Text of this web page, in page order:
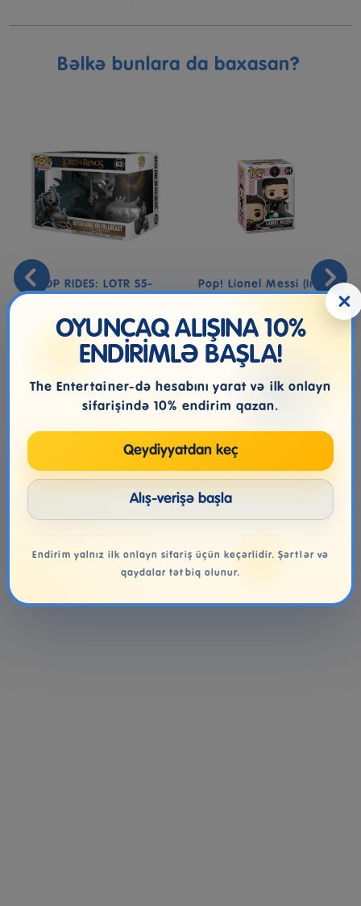
Bəlkə bunlara da baxasan?
POP RIDES: LOTR S5-
WITCH KING W/
109.99₼
Pop! Lionel Messi (Inter
Miami CF Away Jersey)
46.99₼
×
OYUNCAQ ALIŞINA 10%
ENDİRİMLƏ BAŞLA!
The Entertainer-də hesabını yarat və ilk onlayn
sifarişində 10% endirim qazan.
Qeydiyyatdan keç
Alış-verişə başla
Endirim yalnız ilk onlayn sifariş üçün keçərlidir. Şərtlər və
qaydalar tətbiq olunur.